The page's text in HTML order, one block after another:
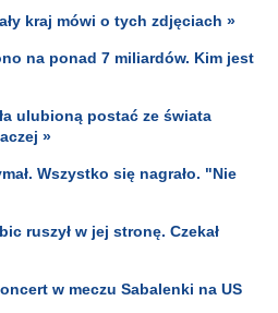
kraj mówi o tych zdjęciach »
na ponad 7 miliardów. Kim jest
ulubioną postać ze świata
»
Wszystko się nagrało. "Nie
ruszył w jej stronę. Czekał
w meczu Sabalenki na US